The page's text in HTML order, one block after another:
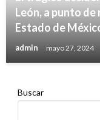
León, a punto
Estado de
admin mayo 27, 2024
Buscar